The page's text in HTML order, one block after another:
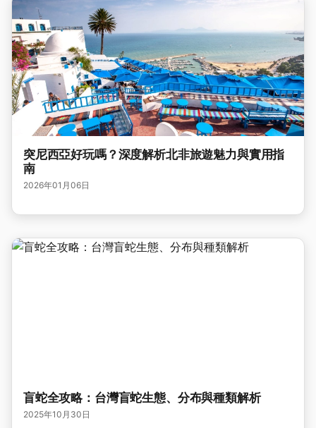
突尼西亞好玩嗎？深度解析北非旅遊魅力與實用指
南
2026年01月06日
盲蛇全攻略：台灣盲蛇生態、分布與種類解析
2025年10月30日